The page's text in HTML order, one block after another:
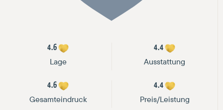
4.6
Lage
4.4
Ausstattung
4.6
Gesamteindruck
4.4
Preis/Leistung